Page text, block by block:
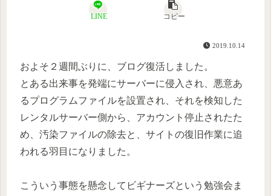
LINE コピー
2019.10.14
およそ２週間ぶりに、ブログ復活しました。
とある出来事を発端にサーバーに侵入され、悪意あ
るプログラムファイルを設置され、それを検知した
レンタルサーバー側から、アカウント停止されたた
め、汚染ファイルの除去と、サイトの復旧作業に追
われる羽目になりました。
こういう事態を懸念してビギナーズという勉強会ま